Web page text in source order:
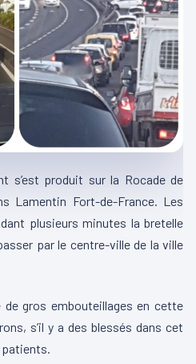
s’est produit sur la Rocade de
Lamentin Fort-de-France. Les
plusieurs minutes la bretelle
par le centre-ville de la ville
gros embouteillages en cette
s’il y a des blessés dans cet